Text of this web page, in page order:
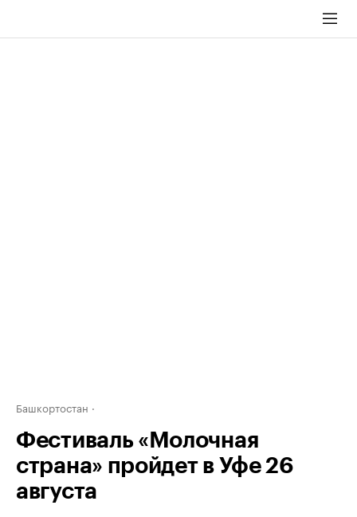
Башкортостан
Фестиваль «Молочная
страна» пройдет в Уфе 26
августа